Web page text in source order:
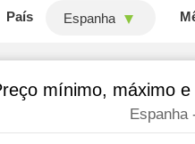
País Espanha
mínimo, máximo
Espanha